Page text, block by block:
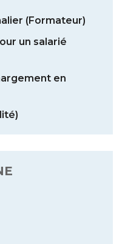
(Formateur)
un salarié
en